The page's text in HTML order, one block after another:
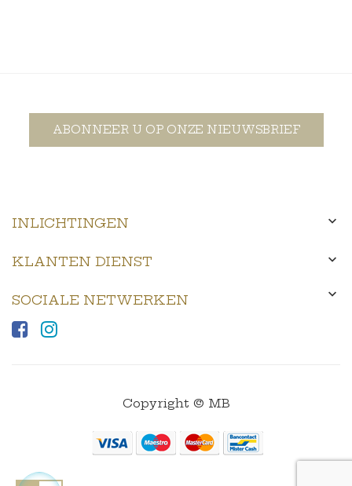
ABONNEER U OP ONZE NIEUWSBRIEF
INLICHTINGEN 
KLANTEN DIENST 
SOCIALE NETWERKEN 
Copyright © MB